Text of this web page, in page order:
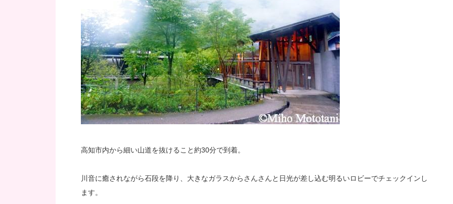
高知市内から細い山道を抜けること約30分で到着。
川音に癒されながら石段を降り、大きなガラスからさんさんと日光が差し込む明るいロビーでチェックインし
ます。